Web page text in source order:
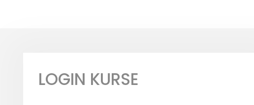
LOGIN KURSE